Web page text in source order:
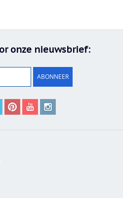
onze nieuwsbrief:
ABONNEER